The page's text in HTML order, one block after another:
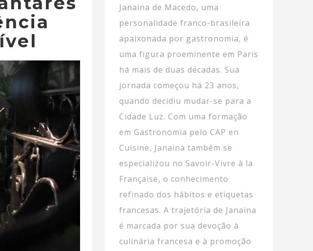
Janaina de Macedo, uma
personalidade franco-brasileira
apaixonada por gastronomia, é
uma figura proeminente em Paris
há mais de duas décadas. Sua
jornada começou há 23 anos,
quando decidiu mudar-se para a
Cidade Luz. Com uma formação
em Gastronomia pelo CAP en
Cuisine, Janaina também se
especializou no Savoir-Vivre à la
Française, o conhecimento
refinado dos hábitos e etiquetas
francesas. A trajetória de Janaina
é marcada por sua devoção à
culinária francesa e à promoção